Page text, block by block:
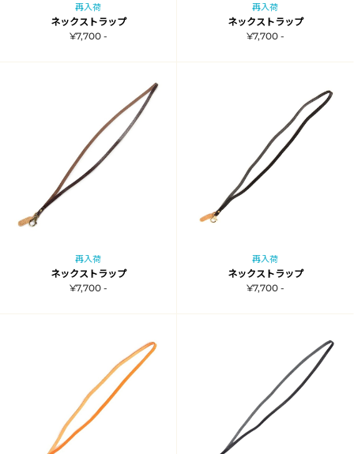
再入荷
ネックストラップ
¥7,700 -
再入荷
ネックストラップ
¥7,700 -
再入荷
ネックストラップ
¥7,700 -
再入荷
ネックストラップ
¥7,700 -